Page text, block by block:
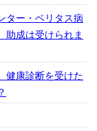
ター・ベリタス病
助成は受けられま
健康診断を受けた